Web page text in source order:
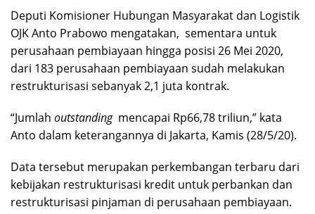
Deputi Komisioner Hubungan Masyarakat dan Logistik
OJK Anto Prabowo mengatakan, sementara untuk
perusahaan pembiayaan hingga posisi 26 Mei 2020,
dari 183 perusahaan pembiayaan sudah melakukan
restrukturisasi sebanyak 2,1 juta kontrak.
“Jumlah outstandingmencapai Rp66,78 triliun,” kata
Anto dalam keterangannya di Jakarta, Kamis (28/5/20).
Data tersebut merupakan perkembangan terbaru dari
kebijakan restrukturisasi kredit untuk perbankan dan
restrukturisasi pinjaman di perusahaan pembiayaan.